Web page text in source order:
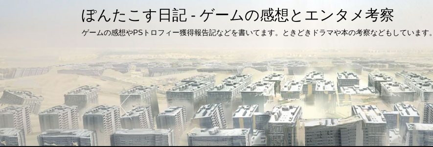
ぽんたこす日記 - ゲームの感想とエンタメ考察
ゲームの感想やPSトロフィー獲得報告記などを書いてます。ときどきドラマや本の考察などもしています。